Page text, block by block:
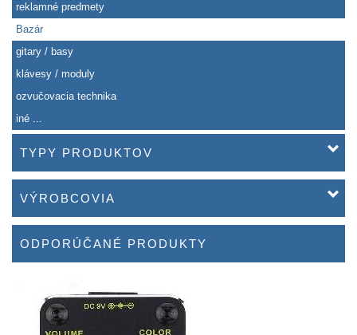
reklamné predmety
Bazár
gitary / basy
klávesy / moduly
ozvučovacia technika
iné ...
TYPY PRODUKTOV
VÝROBCOVIA
ODPORÚČANÉ PRODUKTY